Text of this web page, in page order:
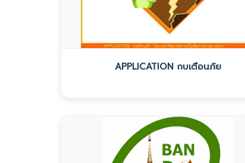
APPLICATION กบเตือนภัย